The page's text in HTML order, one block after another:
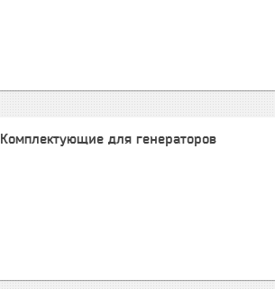
Комплектующие для генераторов